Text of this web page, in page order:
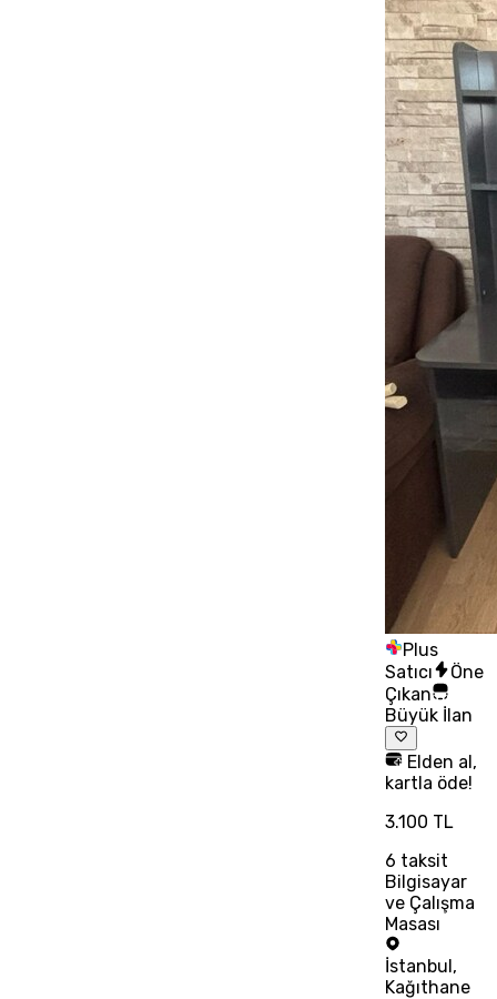
Plus
Satıcı
Öne
Çıkan
Büyük İlan
Elden al,
kartla öde!
3.100 TL
6 taksit
Bilgisayar
ve Çalışma
Masası
İstanbul,
Kağıthane